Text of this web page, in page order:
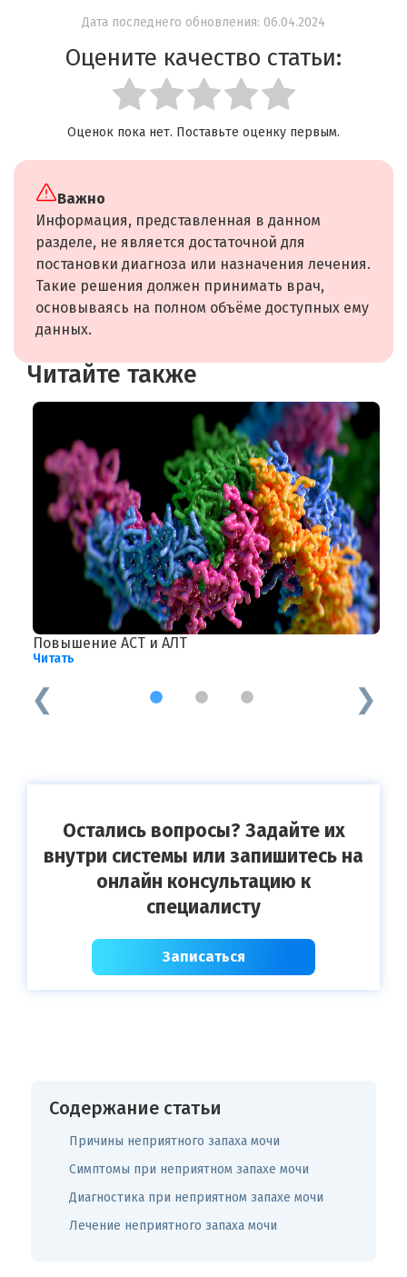
Дата последнего обновления: 06.04.2024
Оцените качество статьи:
Оценок пока нет. Поставьте оценку первым.
Важно
Информация, представленная в данном
разделе, не является достаточной для
постановки диагноза или назначения лечения.
Такие решения должен принимать врач,
основываясь на полном объёме доступных ему
данных.
Читайте также
Повышение АСТ и АЛТ
Читать
1 2 3
Остались вопросы? Задайте их
внутри системы или запишитесь на
онлайн консультацию к
специалисту
Записаться
Содержание статьи
Причины неприятного запаха мочи
Симптомы при неприятном запахе мочи
Диагностика при неприятном запахе мочи
Лечение неприятного запаха мочи